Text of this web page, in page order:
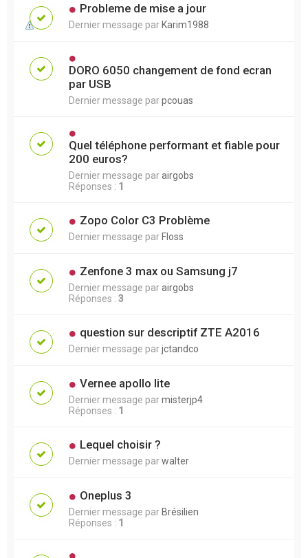
Probleme de mise a jour
Dernier message parKarim1988
DORO 6050 changement de fond ecran
par USB
Dernier message parpcouas
Quel téléphone performant et fiable pour
200 euros?
Dernier message parairgobs
Réponses : 1
Zopo Color C3 Problème
Dernier message parFloss
Zenfone 3 max ou Samsung j7
Dernier message parairgobs
Réponses : 3
question sur descriptif ZTE A2016
Dernier message parjctandco
Vernee apollo lite
Dernier message parmisterjp4
Réponses : 1
Lequel choisir ?
Dernier message parwalter
Oneplus 3
Dernier message parBrésilien
Réponses : 1